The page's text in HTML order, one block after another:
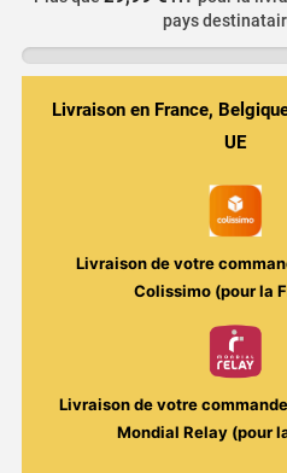
cigarette
électronique
pays
Livraison en France,
UE
Livraison de votre
Colissimo (pour la
Livraison de votre
Mondial Relay (pour